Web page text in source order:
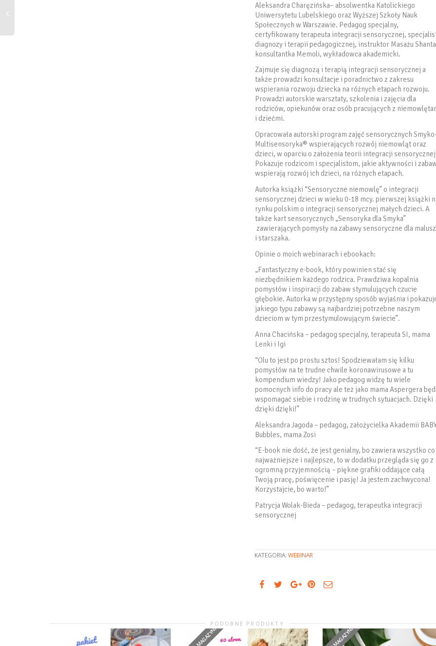
Aleksandra Charęzińska– absolwentka Katolickiego
Uniwersytetu Lubelskiego oraz Wyższej Szkoły Nauk
Społecznych w Warszawie. Pedagog specjalny,
certyfikowany terapeuta integracji sensorycznej,
diagnozy i terapii pedagogicznej, instruktor Masażu
konsultantka Memoli, wykładowca akademicki.
Zajmuje się diagnozą i terapią integracji sensorycznej a
także prowadzi konsultacje i poradnictwo z zakresu
wspierania rozwoju dziecka na różnych etapach rozwoju.
Prowadzi autorskie warsztaty, szkolenia i zajęcia dla
rodziców, opiekunów oraz osób pracujących z
i dziećmi.
Opracowała autorski program zajęć sensorycznych
Multisensoryka® wspierających rozwój niemowląt oraz
dzieci, w oparciu o założenia teorii integracji
Pokazuje rodzicom i specjalistom, jakie aktywności i
wspierają rozwój ich dzieci, na różnych etapach.
Autorka książki “Sensoryczne niemowlę” o integracji
sensorycznej dzieci w wieku 0-18 mcy. pierwszej książki
rynku polskim o integracji sensorycznej małych dzieci. A
także kart sensorycznych „Sensoryka dla Smyka”
zawierających pomysły na zabawy sensoryczne dla
i starszaka.
Opinie o moich webinarach i ebookach:
„Fantastyczny e-book, który powinien stać się
niezbędnikiem każdego rodzica. Prawdziwa kopalnia
pomysłów i inspiracji do zabaw stymulujących czucie
głębokie. Autorka w przystępny sposób wyjaśnia i
jakiego typu zabawy są najbardziej potrzebne naszym
dzieciom w tym przestymulowującym świecie”.
Anna Chacińska – pedagog specjalny, terapeuta SI, mama
Lenki i Igi
“Olu to jest po prostu sztos! Spodziewałam się kilku
pomysłów na te trudne chwile koronawirusowe a tu
kompendium wiedzy! Jako pedagog widzę tu wiele
pomocnych info do pracy ale też jako mama Aspergera
wspomagać siebie i rodzinę w trudnych sytuacjach. Dzięki
dzięki dzięki!”
Aleksandra Jagoda – pedagog, założycielka Akademii
Bubbles, mama Zosi
“E-book nie dość, że jest genialny, bo zawiera wszystko co
najważniejsze i najlepsze, to w dodatku przegląda się go z
ogromną przyjemnością – piękne grafiki oddające całą
Twoją pracę, poświęcenie i pasję! Ja jestem zachwycona!
Korzystajcie, bo warto!”
Patrycja Wolak-Bieda – pedagog, terapeutka integracji
sensorycznej
KATEGORIA: WEBINAR
PODOBNE PRODUKTY